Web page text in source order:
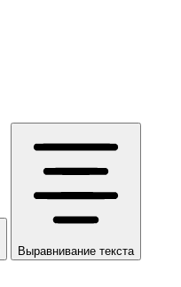
Выравнивание текста